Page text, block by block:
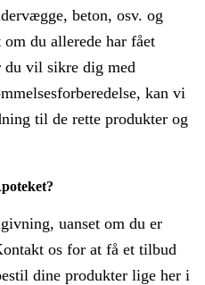
beton, osv. og
du allerede har fået
du vil sikre dig med
kan vi
til de rette produkter og
uanset om du er
os for at få et tilbud
dine produkter lige her i